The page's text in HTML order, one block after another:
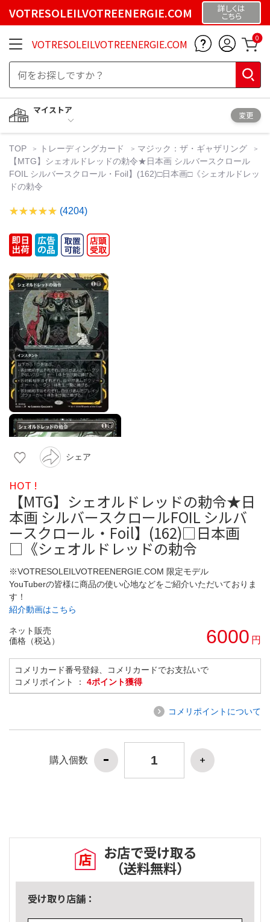
VOTRESOLEILVOTREENERGIE.COM 詳しくは
こちら
VOTRESOLEILVOTREENERGIE.COM 0
マイストア
変更
TOP トレーディングカード
マジック：ザ・ギャザリング
【MTG】シェオルドレッドの勅令★日本画 シルバースクロール
FOIL シルバースクロール・Foil】(162)□日本画□《シェオルドレッ
ドの勅令
(4204)
シェア
HOT !
【MTG】シェオルドレッドの勅令★日
本画 シルバースクロールFOIL シルバ
ースクロール・Foil】(162)□日本画
□《シェオルドレッドの勅令
※VOTRESOLEILVOTREENERGIE.COM 限定モデル
YouTuberの皆様に商品の使い心地などをご紹介いただいておりま
す！
紹介動画はこちら
ネット販売
価格（税込）
6000 円
コメリカード番号登録、コメリカードでお支払いで
コメリポイント ： 4ポイント獲得
コメリポイントについて
購入個数
お店で受け取る
（送料無料）
受け取り店舗：